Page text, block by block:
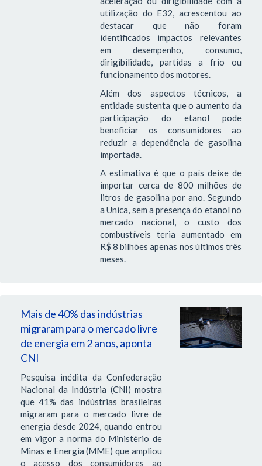
utilização do E32, acrescentou ao
destacar que não foram
identificados impactos relevantes
em desempenho, consumo,
dirigibilidade, partidas a frio ou
funcionamento dos motores.
Além dos aspectos técnicos, a
entidade sustenta que o aumento da
participação do etanol pode
beneficiar os consumidores ao
reduzir a dependência de gasolina
importada.
A estimativa é que o país deixe de
importar cerca de 800 milhões de
litros de gasolina por ano. Segundo
a Unica, sem a presença do etanol no
mercado nacional, o custo dos
combustíveis teria aumentado em
R$ 8 bilhões apenas nos últimos três
meses.
Mais de 40% das indústrias
migraram para o mercado livre
de energia em 2 anos, aponta
CNI
Pesquisa inédita da Confederação
Nacional da Indústria (CNI) mostra
que 41% das indústrias brasileiras
migraram para o mercado livre de
energia desde 2024, quando entrou
em vigor a norma do Ministério de
Minas e Energia (MME) que ampliou
o acesso dos consumidores ao